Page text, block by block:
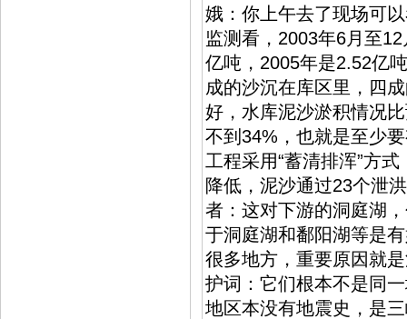
娥：你上午去了现场可
监测看，2003年6月至
亿吨，2005年是2.52亿
成的沙沉在库区里，四
好，水库泥沙淤积情况
不到34%，也就是至少
工程采用“蓄清排浑”方
降低，泥沙通过23个泄
者：这对下游的洞庭湖
于洞庭湖和鄱阳湖等是
很多地方，重要原因就
护词：它们根本不是同
地区本没有地震史，是